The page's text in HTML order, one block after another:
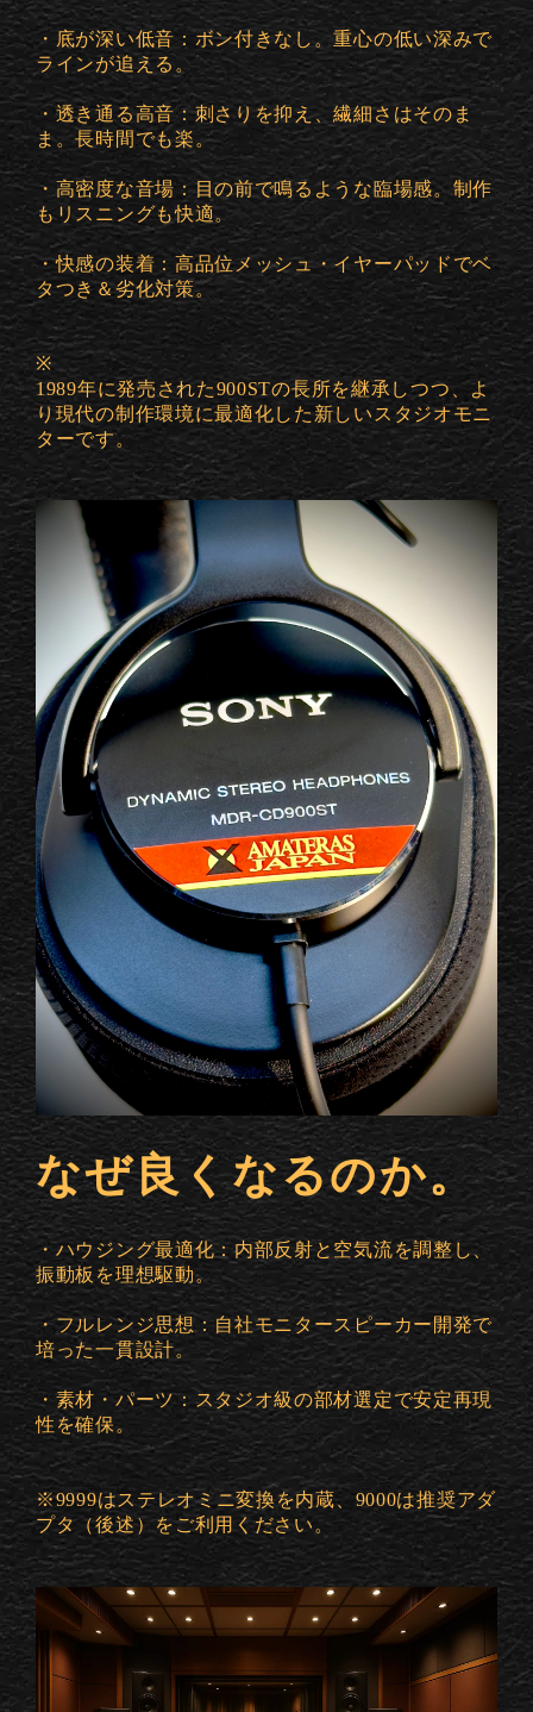
・底が深い低音：ボン付きなし。重心の低い深みで
ラインが追える。
・透き通る高音：刺さりを抑え、繊細さはそのま
ま。長時間でも楽。
・高密度な音場：目の前で鳴るような臨場感。制作
もリスニングも快適。
・快感の装着：高品位メッシュ・イヤーパッドでベ
タつき＆劣化対策。
※
1989年に発売された900STの長所を継承しつつ、よ
り現代の制作環境に最適化した新しいスタジオモニ
ターです。
なぜ良くなるのか。
・ハウジング最適化：内部反射と空気流を調整し、
振動板を理想駆動。
・フルレンジ思想：自社モニタースピーカー開発で
培った一貫設計。
・素材・パーツ：スタジオ級の部材選定で安定再現
性を確保。
※9999はステレオミニ変換を内蔵、9000は推奨アダ
プタ（後述）をご利用ください。